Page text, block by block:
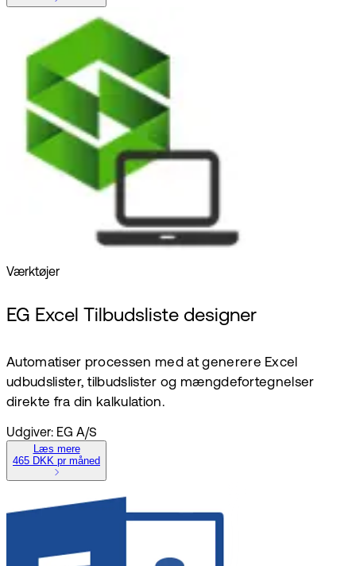
Værktøjer
EG Excel Tilbudsliste designer
Automatiser processen med at generere Excel
udbudslister, tilbudslister og mængdefortegnelser
direkte fra din kalkulation.
Udgiver: EG A/S
Læs mere
465 DKK pr måned